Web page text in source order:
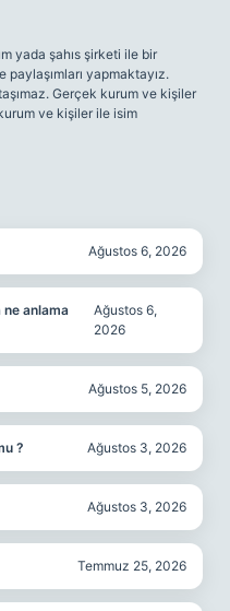
yada şahıs şirketi ile bir
paylaşımları yapmaktayız.
Gerçek kurum ve kişiler
ve kişiler ile isim
Ağustos 6, 2026
anlama
Ağustos 6,
2026
Ağustos 5, 2026
? Ağustos 3, 2026
Ağustos 3, 2026
Temmuz 25, 2026